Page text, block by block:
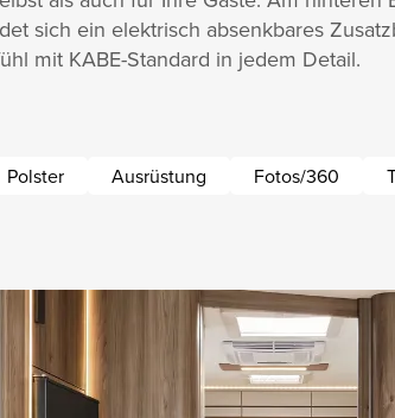
sich ein elektrisch absenkbares
mit KABE-Standard in jedem Detail.
Polster Ausrüstung Fotos/360